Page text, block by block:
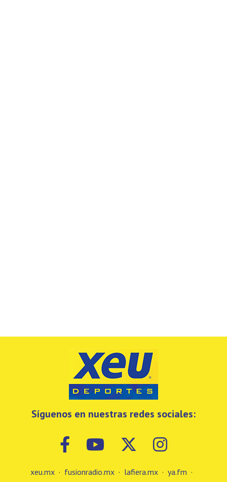
Síguenos en nuestras redes sociales:
xeu.mx · fusionradio.mx · lafiera.mx · ya.fm ·